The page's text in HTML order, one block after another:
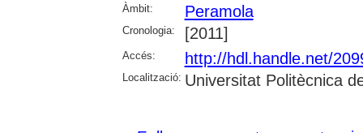
Àmbit:
Peramola
Cronologia: [2011]
Accés: http://hdl.handle.net/
Localització: Universitat Politècnica